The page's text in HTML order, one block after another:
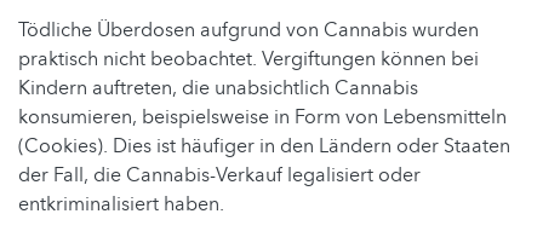
Tödliche Überdosen aufgrund von Cannabis wurden
praktisch nicht beobachtet. Vergiftungen können bei
Kindern auftreten, die unabsichtlich Cannabis
konsumieren, beispielsweise in Form von Lebensmitteln
(Cookies). Dies ist häufiger in den Ländern oder Staaten
der Fall, die Cannabis-Verkauf legalisiert oder
entkriminalisiert haben.